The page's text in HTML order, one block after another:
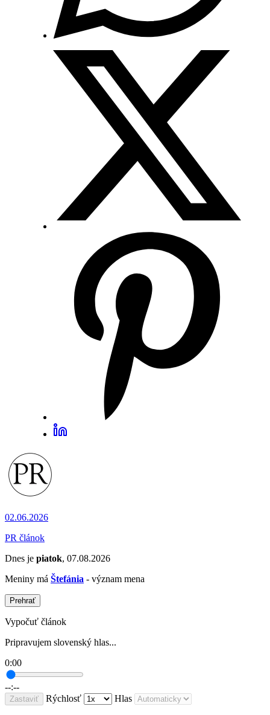
02.06.2026
PR článok
Dnes je piatok, 07.08.2026
Meniny má Štefánia - význam mena
Prehrať
Vypočuť článok
Pripravujem slovenský hlas...
0:00
--:--
Zastaviť Rýchlosť Hlas